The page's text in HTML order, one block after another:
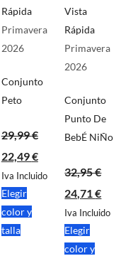
Rápida
Primavera
2026
Conjunto
Peto
29,99€
22,49€
Iva Incluido
Elegir
color y
talla
Vista
Rápida
Primavera
2026
Conjunto
Punto De
BebÉ NiÑo
32,95€
24,71€
Iva Incluido
Elegir
color y